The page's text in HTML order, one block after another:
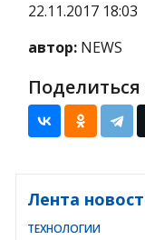
22.11.2017 18:03
автор: NEWS
Лента
ТЕХНОЛОГИИ